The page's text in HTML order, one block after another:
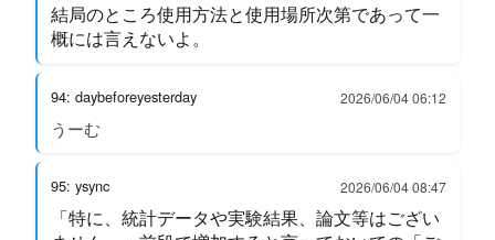
結局のところ使用方法と使用場所次第であって一
概には言えないよ。
94: daybeforeyesterday 2026/06/04 06:12
うーむ
95: ysync 2026/06/04 08:47
「特に、統計データや実験結果、論文等はござい